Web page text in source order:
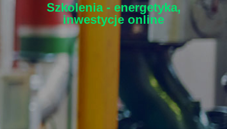
Szkolenia - energetyka,
inwestycje online